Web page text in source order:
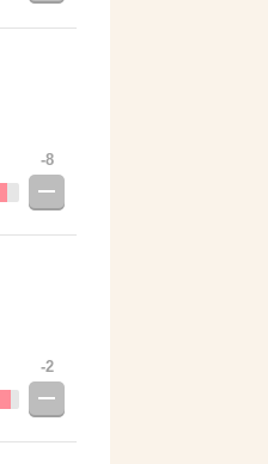
-8
-2